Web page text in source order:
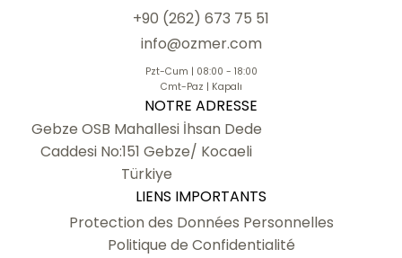
+90 (262) 673 75 51
info@ozmer.com
Pzt-Cum | 08:00 - 18:00
Cmt-Paz | Kapalı
NOTRE ADRESSE
Gebze OSB Mahallesi İhsan Dede
Caddesi No:151 Gebze/ Kocaeli
Türkiye
LIENS IMPORTANTS
Protection des Données Personnelles
Politique de Confidentialité